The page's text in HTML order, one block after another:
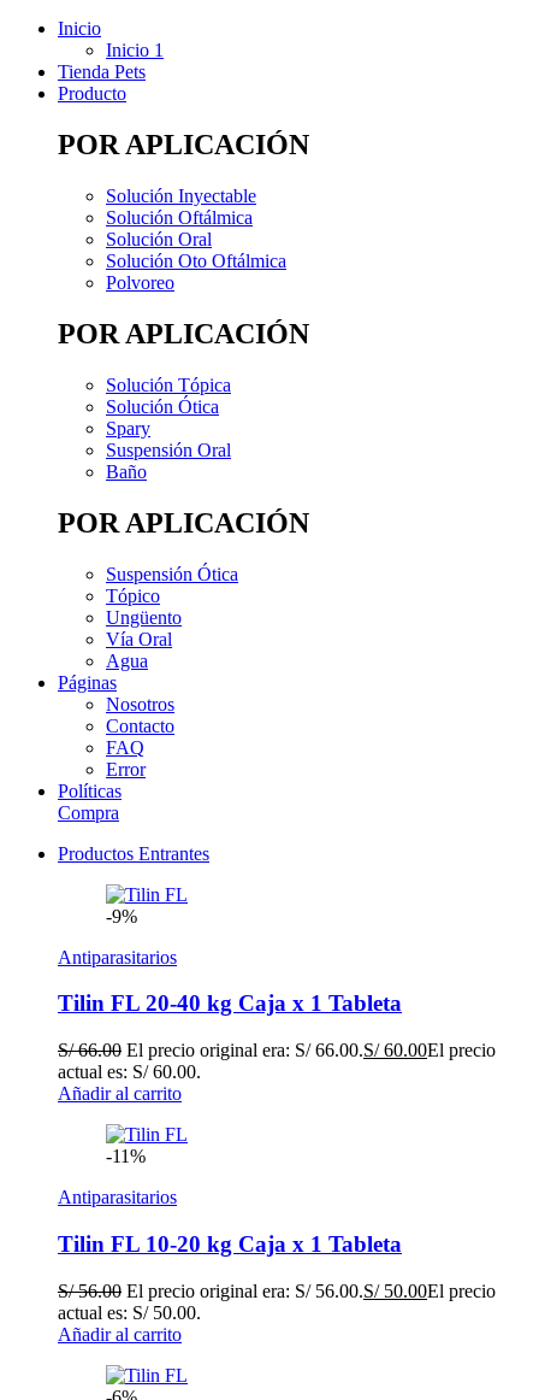
Inicio
Inicio 1
Tienda Pets
Producto
POR APLICACIÓN
Solución Inyectable
Solución Oftálmica
Solución Oral
Solución Oto Oftálmica
Polvoreo
POR APLICACIÓN
Solución Tópica
Solución Ótica
Spary
Suspensión Oral
Baño
POR APLICACIÓN
Suspensión Ótica
Tópico
Ungüento
Vía Oral
Agua
Páginas
Nosotros
Contacto
FAQ
Error
Políticas
Compra
Productos Entrantes
-9%
Antiparasitarios
Tilin FL 20-40 kg Caja x 1 Tableta
S/66.00 El precio original era: S/ 66.00.S/60.00El precio
actual es: S/ 60.00.
Añadir al carrito
-11%
Antiparasitarios
Tilin FL 10-20 kg Caja x 1 Tableta
S/56.00 El precio original era: S/ 56.00.S/50.00El precio
actual es: S/ 50.00.
Añadir al carrito